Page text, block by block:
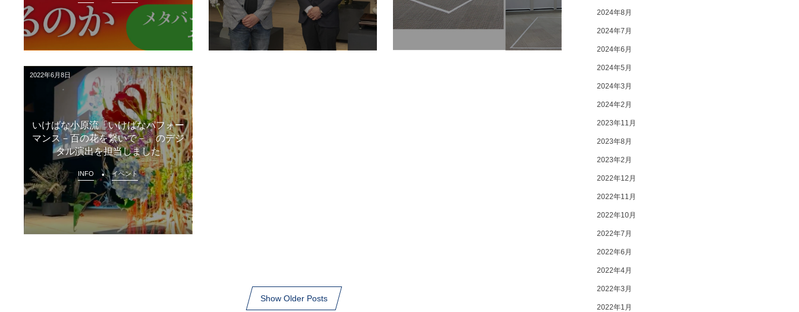
2022年6月8日
いけばな小原流「いけばなパフォー
マンス－百の花を繋いで－」のデジ
タル演出を担当しました
INFO イベント
Show Older Posts
2024年8月
2024年7月
2024年6月
2024年5月
2024年3月
2024年2月
2023年11月
2023年8月
2023年2月
2022年12月
2022年11月
2022年10月
2022年7月
2022年6月
2022年4月
2022年3月
2022年1月